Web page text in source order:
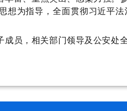
丰富、重点突出、感染力强。
想为指导，全面贯彻习近平